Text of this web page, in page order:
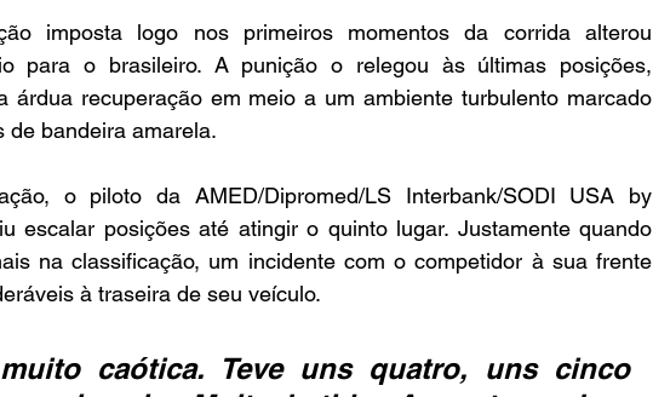
imposta logo nos primeiros momentos da corrida alterou
para o brasileiro. A punição o relegou às últimas posições,
árdua recuperação em meio a um ambiente turbulento marcado
de bandeira amarela.
o piloto da AMED/Dipromed/LS Interbank/SODI USA by
escalar posições até atingir o quinto lugar. Justamente quando
na classificação, um incidente com o competidor à sua frente
à traseira de seu veículo.
caótica. Teve uns quatro, uns cinco